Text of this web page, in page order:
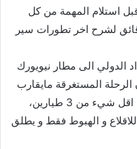
استلام المهمة من كل
لشرح اخر تطورات سير
الدولي الى مطار نيويورك
الرحلة المستغرقة مايقارب
و الهبوط فقط و يطلق